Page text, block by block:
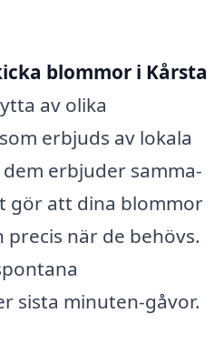
blommor i Kårsta
av olika
erbjuds av lokala
erbjuder samma-
gör att dina blommor
när de behövs.
sista minuten-gåvor.